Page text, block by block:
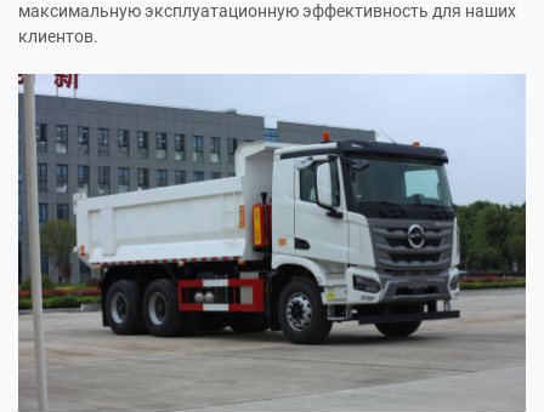
максимальную эксплуатационную эффективность для наших
клиентов.